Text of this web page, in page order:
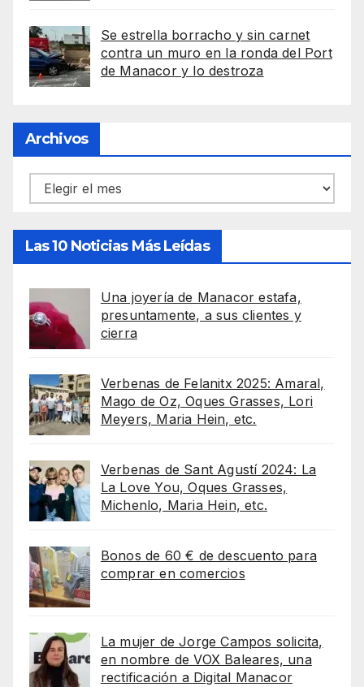
Se estrella borracho y sin carnet
contra un muro en la ronda del Port
de Manacor y lo destroza
Archivos
Archivos
Las 10 Noticias Más Leídas
Una joyería de Manacor estafa,
presuntamente, a sus clientes y
cierra
Verbenas de Felanitx 2025: Amaral,
Mago de Oz, Oques Grasses, Lori
Meyers, Maria Hein, etc.
Verbenas de Sant Agustí 2024: La
La Love You, Oques Grasses,
Michenlo, Maria Hein, etc.
Bonos de 60 € de descuento para
comprar en comercios
La mujer de Jorge Campos solicita,
en nombre de VOX Baleares, una
rectificación a Digital Manacor